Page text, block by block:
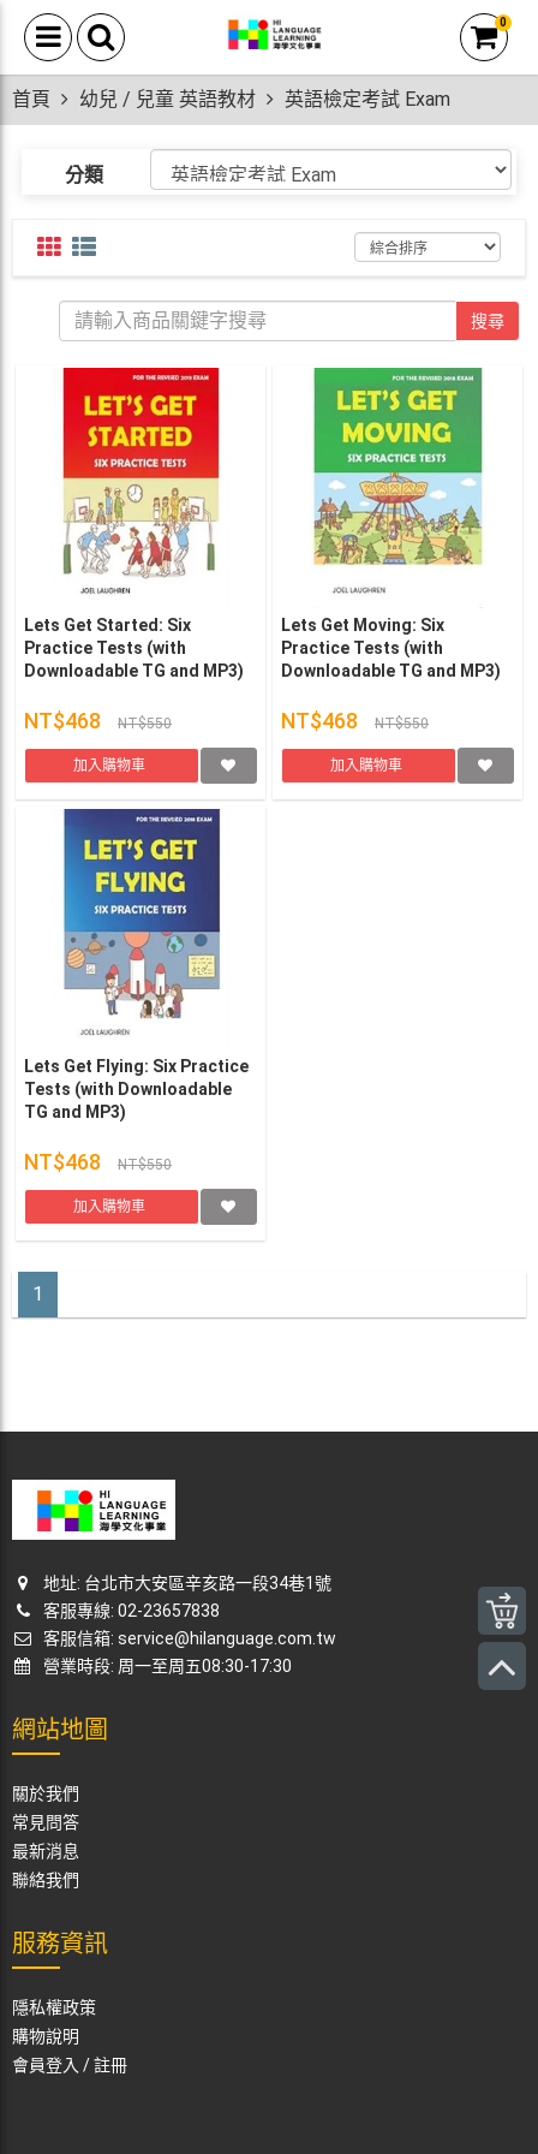
0
首頁 幼兒 / 兒童 英語教材 英語檢定考試 Exam
分類
搜尋
Lets Get Started: Six
Practice Tests (with
Downloadable TG and MP3)
NT$468 NT$550
加入購物車
Lets Get Moving: Six
Practice Tests (with
Downloadable TG and MP3)
NT$468 NT$550
加入購物車
Lets Get Flying: Six Practice
Tests (with Downloadable
TG and MP3)
NT$468 NT$550
加入購物車
1
地址: 台北市大安區辛亥路一段34巷1號
客服專線: 02-23657838
客服信箱: service@hilanguage.com.tw
營業時段: 周一至周五08:30-17:30
網站地圖
關於我們
常見問答
最新消息
聯絡我們
服務資訊
隱私權政策
購物說明
會員登入 /註冊